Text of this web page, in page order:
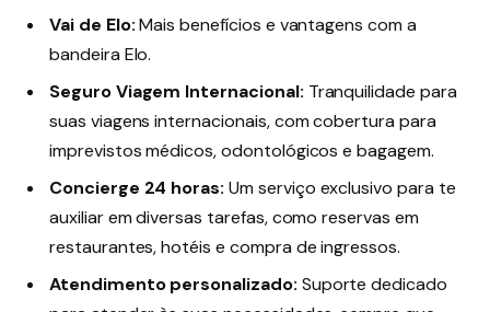
Vai de Elo:Mais benefícios e vantagens com a
bandeira Elo.
Seguro Viagem Internacional: Tranquilidade para
suas viagens internacionais, com cobertura para
imprevistos médicos, odontológicos e bagagem.
Concierge 24 horas: Um serviço exclusivo para te
auxiliar em diversas tarefas, como reservas em
restaurantes, hotéis e compra de ingressos.
Atendimento personalizado: Suporte dedicado